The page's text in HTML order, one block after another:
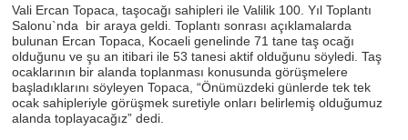
Vali Ercan Topaca, taşocağı sahipleri ile Valilik 100. Yıl Toplantı
Salonu`nda bir araya geldi. Toplantı sonrası açıklamalarda
bulunan Ercan Topaca, Kocaeli genelinde 71 tane taş ocağı
olduğunu ve şu an itibari ile 53 tanesi aktif olduğunu söyledi. Taş
ocaklarının bir alanda toplanması konusunda görüşmelere
başladıklarını söyleyen Topaca, “Önümüzdeki günlerde tek tek
ocak sahipleriyle görüşmek suretiyle onları belirlemiş olduğumuz
alanda toplayacağız” dedi.